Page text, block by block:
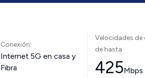
Conexión:
Internet 5G en casa y
Fibra
Velocidades de
de hasta
425Mbps